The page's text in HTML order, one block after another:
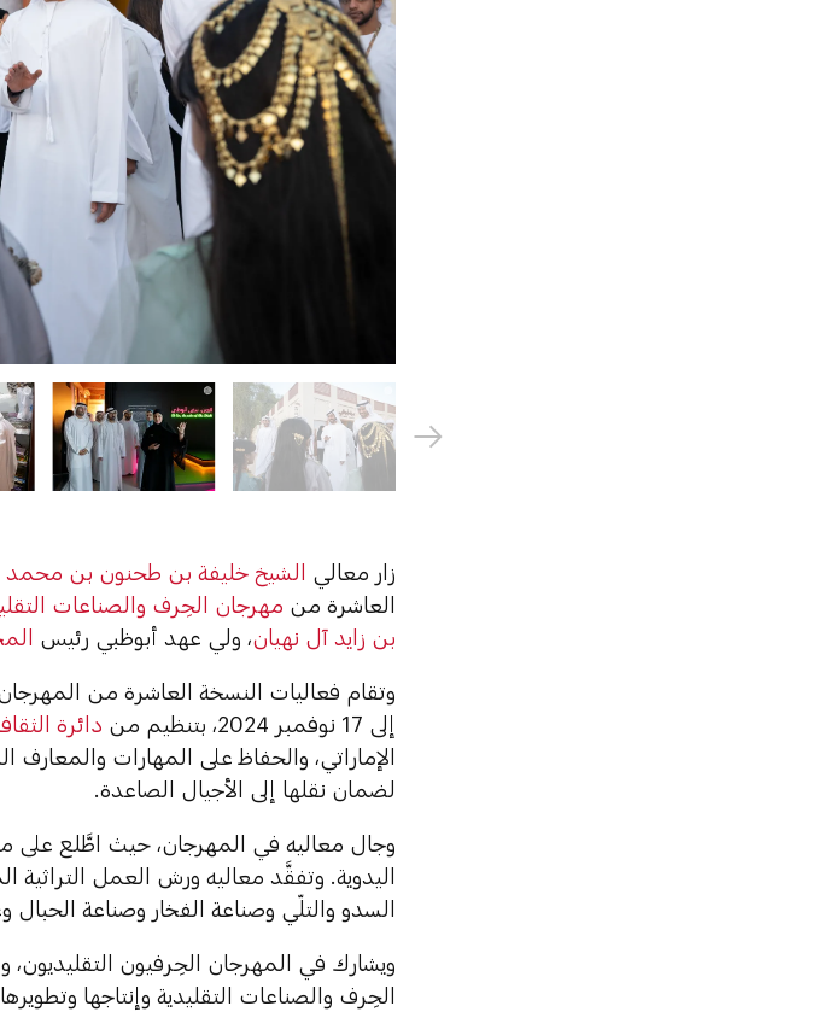
زار معالي الشيخ خليفة بن طحنون بن محمد
العاشرة من مهرجان الحِرف والصناعات
بن زايد آل نهيان، ولي عهد أبوظبي رئيس
وتقام فعاليات النسخة العاشرة من
إلى 17 نوفمبر 2024، بتنظيم من
دائرة
الإماراتي، والحفاظ على المهارات والمعارف
لضمان نقلها إلى الأجيال الصاعدة.
وجال معاليه في المهرجان، حيث اطَّلع على
اليدوية. وتفقَّد معاليه ورش العمل
السدو والتلّي وصناعة الفخار وصناعة الحبال
ويشارك في المهرجان الحِرفيون
الحِرف والصناعات التقليدية وإنتاجها